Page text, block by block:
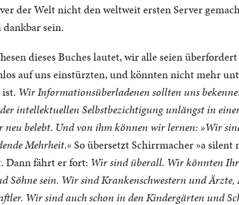
der Welt nicht den weltweit ersten Server
sein.
dieses Buches lautet, wir alle seien
auf uns einstürzten, und könnten nicht mehr
Wir Informationsüberladenen sollten uns
intellektuellen Selbstbezichtigung unlängst in
neu belebt. Und von ihm können wir lernen: »Wir
Mehrheit.«So übersetzt Schirrmacher »a
Dann fährt er fort: Wir sind überall. Wir könnten
Söhne sein. Wir sind Krankenschwestern und
Wir sind auch schon in den Kindergärten und